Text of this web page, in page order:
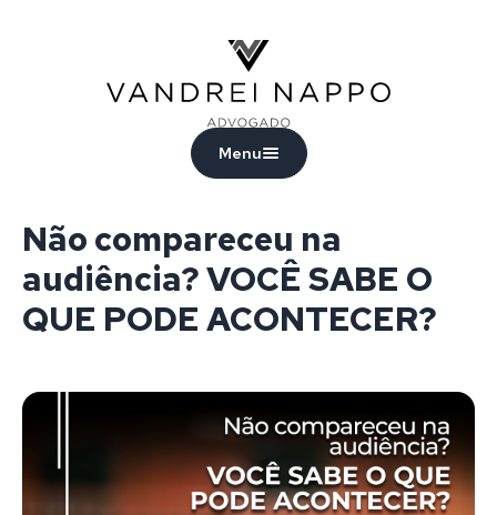
Menu
Não compareceu na
audiência? VOCÊ SABE O
QUE PODE ACONTECER?